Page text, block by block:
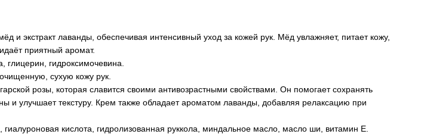
и экстракт лаванды, обеспечивая интенсивный уход за кожей рук. Мёд увлажняет, питает кожу,
приятный аромат.
глицерин, гидроксимочевина.
сухую кожу рук.
розы, которая славится своими антивозрастными свойствами. Он помогает сохранять
и улучшает текстуру. Крем также обладает ароматом лаванды, добавляя релаксацию при
гиалуроновая кислота, гидролизованная руккола, миндальное масло, масло ши, витамин Е.